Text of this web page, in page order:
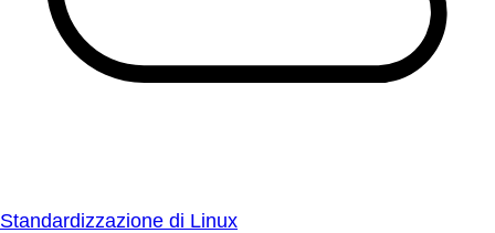
Standardizzazione di Linux